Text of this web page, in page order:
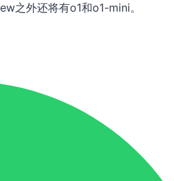
之外还将有o1和o1-mini。